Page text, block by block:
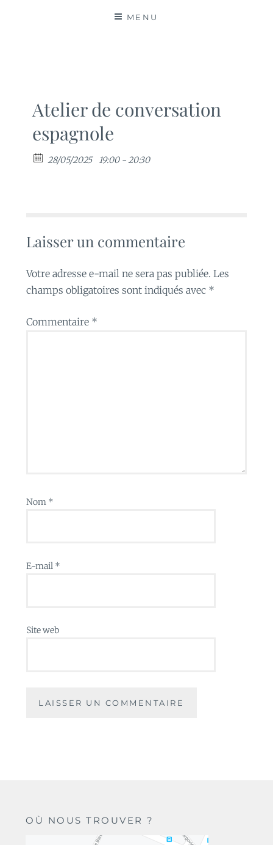
MENU
Atelier de conversation
espagnole
28/05/2025 19:00 - 20:30
Laisser un commentaire
Votre adresse e-mail ne sera pas publiée. Les
champs obligatoires sont indiqués avec *
Commentaire *
Nom *
E-mail *
Site web
OÙ NOUS TROUVER ?